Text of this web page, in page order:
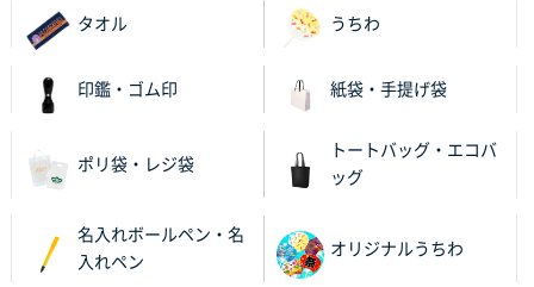
タオル うちわ
印鑑・ゴム印 紙袋・手提げ袋
ポリ袋・レジ袋
トートバッグ・エコバ
ッグ
名入れボールペン・名
入れペン
オリジナルうちわ